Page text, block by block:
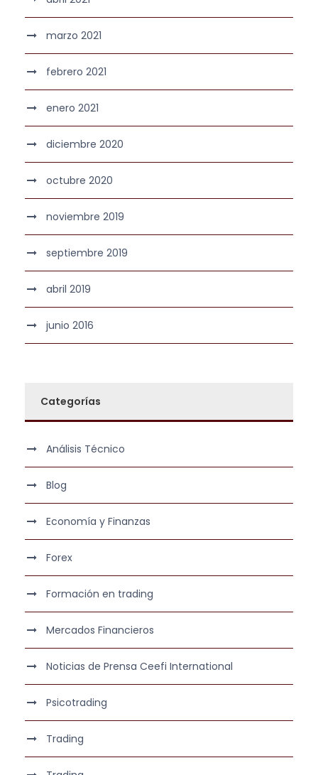
marzo 2021
febrero 2021
enero 2021
diciembre 2020
octubre 2020
noviembre 2019
septiembre 2019
abril 2019
junio 2016
Categorías
Análisis Técnico
Blog
Economía y Finanzas
Forex
Formación en trading
Mercados Financieros
Noticias de Prensa Ceefi International
Psicotrading
Trading